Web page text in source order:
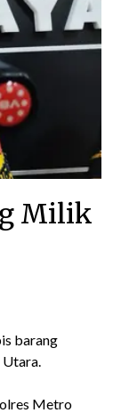
Milik
barang
Utara.
Metro